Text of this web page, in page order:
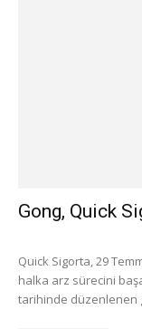
Gong, Quick
Quick Sigorta, 29
halka arz sürecini
tarihinde düzenlenen